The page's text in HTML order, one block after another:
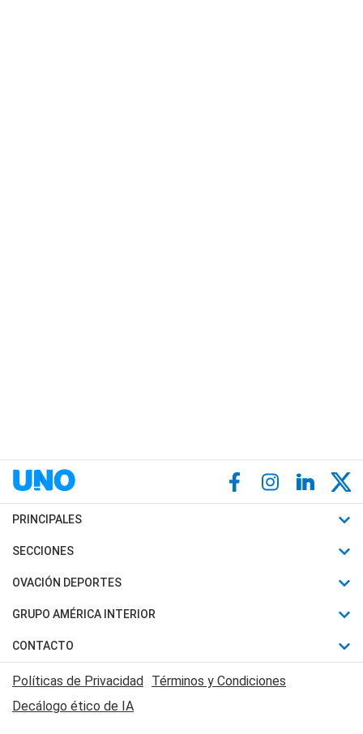
PRINCIPALES
Últimas Noticias
Política
Judiciales
Economia
SECCIONES
Horóscopo
Motores
Trucos caseros
Series y Películas
Edictos y Solicitadas
OVACIÓN DEPORTES
Fútbol
Mundial
Automovilismo
Rugby
GRUPO AMÉRICA INTERIOR
Canal 7 en Vivo
CONTACTO
Acerca de Nosotros
Contactanos
Políticas de Privacidad Términos y Condiciones
Decálogo ético de IA